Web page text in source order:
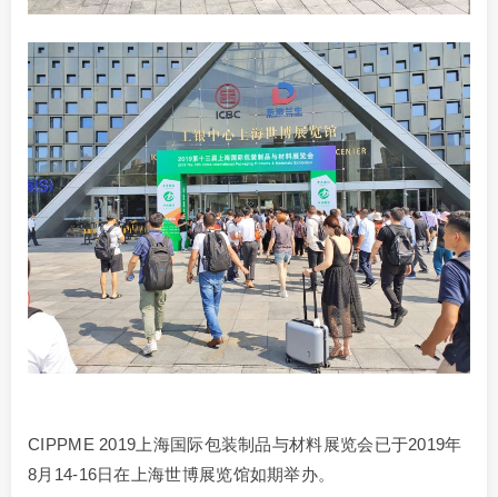
CIPPME 2019上海国际包装制品与材料展览会已于2019年
8月14-16日在上海世博展览馆如期举办。